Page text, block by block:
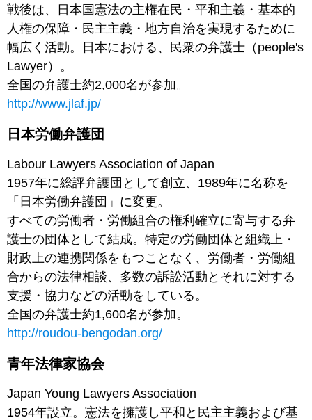
戦後は、日本国憲法の主権在民・平和主義・基本的
人権の保障・民主主義・地方自治を実現するために
幅広く活動。日本における、民衆の弁護士（people's
Lawyer）。
全国の弁護士約2,000名が参加。
http://www.jlaf.jp/
日本労働弁護団
Labour Lawyers Association of Japan
1957年に総評弁護団として創立、1989年に名称を
「日本労働弁護団」に変更。
すべての労働者・労働組合の権利確立に寄与する弁
護士の団体として結成。特定の労働団体と組織上・
財政上の連携関係をもつことなく、労働者・労働組
合からの法律相談、多数の訴訟活動とそれに対する
支援・協力などの活動をしている。
全国の弁護士約1,600名が参加。
http://roudou-bengodan.org/
青年法律家協会
Japan Young Lawyers Association
1954年設立。憲法を擁護し平和と民主主義および基